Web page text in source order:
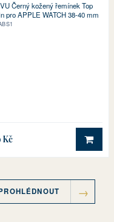
Černý kožený řemínek Top
pro APPLE WATCH 38-40 mm
Kč DO